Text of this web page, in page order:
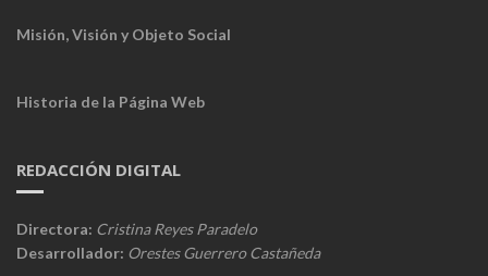
Misión, Visión y Objeto Social
Historia de la Página Web
REDACCIÓN DIGITAL
Directora: Cristina Reyes Paradelo
Desarrollador: Orestes Guerrero Castañeda